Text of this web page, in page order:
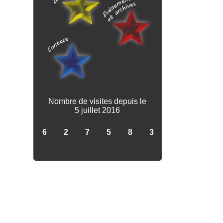
Nombre de visites depuis le
5 juillet 2016
6 2 7 5 8 3